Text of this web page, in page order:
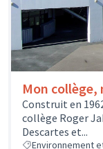
Mon collège,
Construit en
collège Roger
Descartes et...
Environnement